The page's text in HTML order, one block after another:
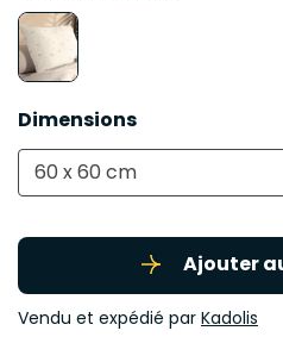
Dimensions
60 x 60 cm
Ajouter
Vendu et expédié par Kadolis